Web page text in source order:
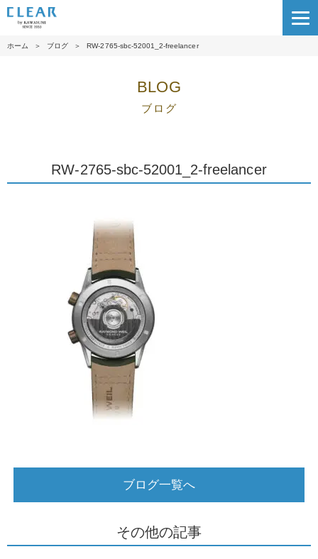
ホーム ＞ ブログ ＞ RW-2765-sbc-52001_2-freelancer
BLOG
ブログ
RW-2765-sbc-52001_2-freelancer
ブログ一覧へ
その他の記事